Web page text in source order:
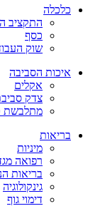
כלכלה
התקציב
כסף
שוק
איכות הסביבה
אקלים
צדק
מתלבשת
בריאות
מיניות
רפואה
בריאות
גינקולוגיה
דימוי גוף